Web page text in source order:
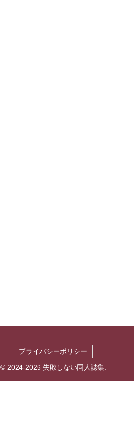
プライバシーポリシー
© 2024-2026 失敗しない同人誌集.